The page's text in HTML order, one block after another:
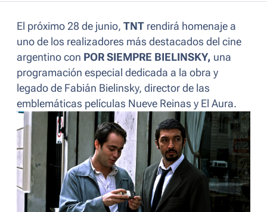
El próximo 28 de junio, TNT rendirá homenaje a
uno de los realizadores más destacados del cine
argentino con POR SIEMPRE BIELINSKY, una
programación especial dedicada a la obra y
legado de Fabián Bielinsky, director de las
emblemáticas películas Nueve Reinas y El Aura.